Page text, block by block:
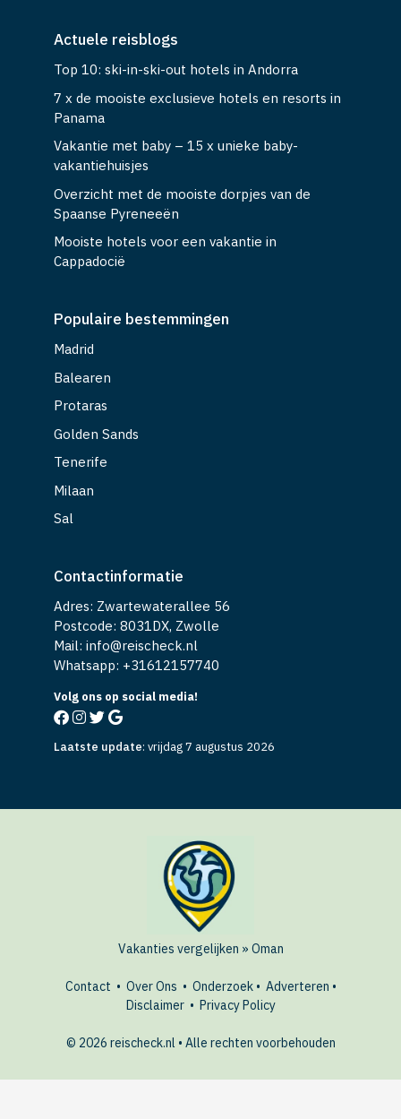
Actuele reisblogs
Top 10: ski-in-ski-out hotels in Andorra
7 x de mooiste exclusieve hotels en resorts in
Panama
Vakantie met baby – 15 x unieke baby-
vakantiehuisjes
Overzicht met de mooiste dorpjes van de
Spaanse Pyreneeën
Mooiste hotels voor een vakantie in
Cappadocië
Populaire bestemmingen
Madrid
Balearen
Protaras
Golden Sands
Tenerife
Milaan
Sal
Contactinformatie
Adres: Zwartewaterallee 56
Postcode: 8031DX, Zwolle
Mail: info@reischeck.nl
Whatsapp: +31612157740
Volg ons op social media!
Laatste update: vrijdag 7 augustus 2026
Vakanties vergelijken » Oman
Contact • Over Ons • Onderzoek• Adverteren •
Disclaimer• Privacy Policy
© 2026 reischeck.nl • Alle rechten voorbehouden